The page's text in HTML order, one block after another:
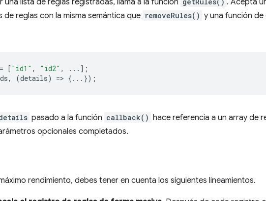
una lista de reglas registradas, llama a la función
. Acepta
reglas con la misma semántica que removeRules() y una función
= [ "id1" , "id2" ,
...];
, (details) => {...});
pasado a la función callback() hace referencia a un array de
opcionales completados.
rendimiento, debes tener en cuenta los siguientes lineamientos.